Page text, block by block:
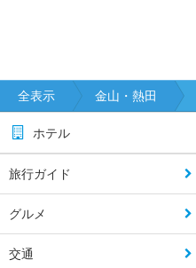
全表示 金山・熱田
ホテル
旅行ガイド
グルメ
交通